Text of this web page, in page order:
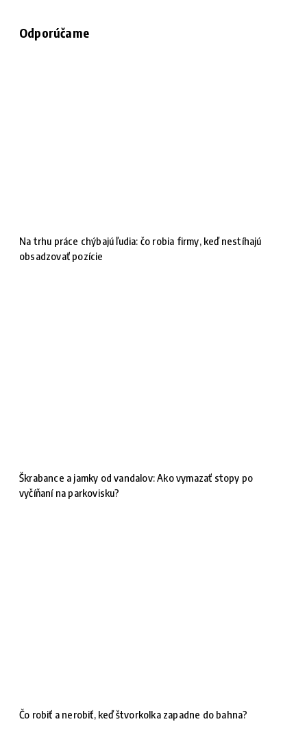
Odporúčame
Na trhu práce chýbajú ľudia: čo robia firmy, keď nestíhajú
obsadzovať pozície
Škrabance a jamky od vandalov: Ako vymazať stopy po
vyčíňaní na parkovisku?
Čo robiť a nerobiť, keď štvorkolka zapadne do bahna?